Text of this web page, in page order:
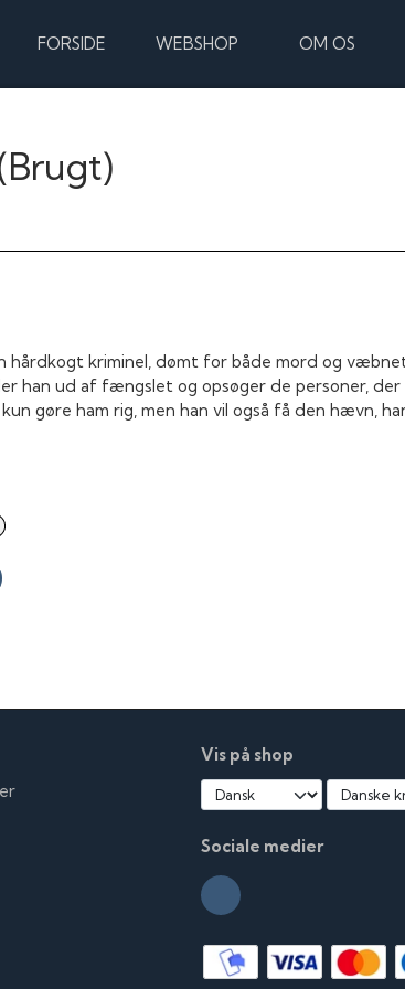
FORSIDE WEBSHOP OM OS
hårdkogt kriminel, dømt for både mord og
han ud af fængslet og opsøger de personer,
gøre ham rig, men han vil også få den hævn,
Vis på shop
Sociale medier